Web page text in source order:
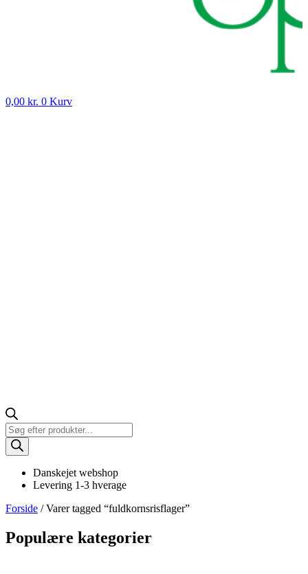
0,00 kr. 0 Kurv
Products
search
Danskejet webshop
Levering 1-3 hverage
Forside / Varer tagged “fuldkornsrisflager”
Populære kategorier